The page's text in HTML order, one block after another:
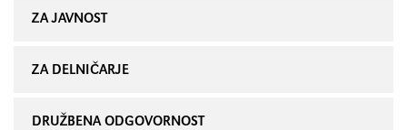
ZA JAVNOST
ZA DELNIČARJE
DRUŽBENA ODGOVORNOST